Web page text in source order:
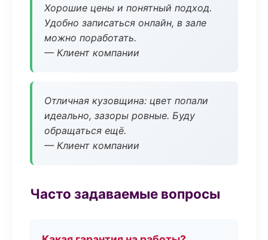
Хорошие цены и понятный подход.
Удобно записаться онлайн, в зале
можно поработать.
— Клиент компании
Отличная кузовщина: цвет попали
идеально, зазоры ровные. Буду
обращаться ещё.
— Клиент компании
Часто задаваемые вопросы